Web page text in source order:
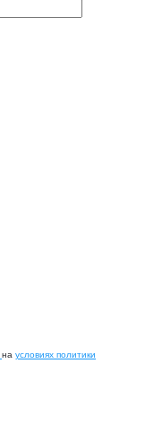
на условиях политики